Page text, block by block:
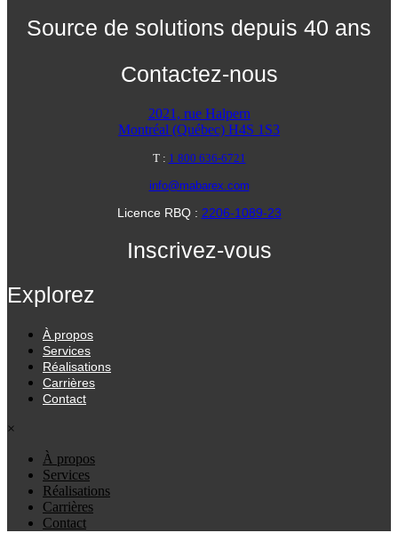
Source de solutions depuis 40 ans
Contactez-nous
2021, rue Halpern
Montréal (Québec) H4S 1S3
T : 1 800 636-6721
info@mabarex.com
Licence RBQ : 2206-1089-23
Inscrivez-vous
Explorez
À propos
Services
Réalisations
Carrières
Contact
×
À propos
Services
Réalisations
Carrières
Contact